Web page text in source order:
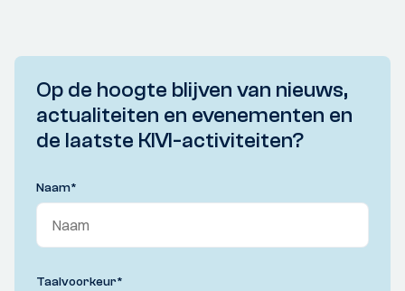
Op de hoogte blijven van nieuws,
actualiteiten en evenementen en
de laatste KIVI-activiteiten?
Naam*
Taalvoorkeur*